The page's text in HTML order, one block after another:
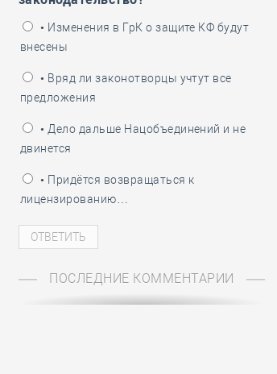
• Изменения в ГрК о защите КФ будут
внесены
• Вряд ли законотворцы учтут все
предложения
• Дело дальше Нацобъединений и не
двинется
• Придётся возвращаться к
лицензированию…
ПОСЛЕДНИЕ КОММЕНТАРИИ